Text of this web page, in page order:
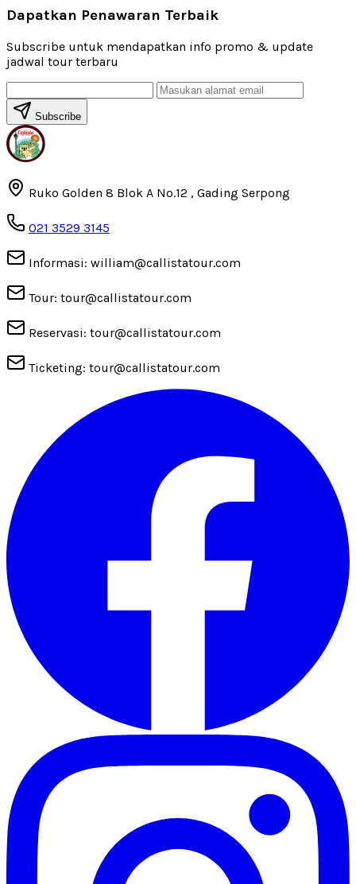
Dapatkan Penawaran Terbaik
Subscribe untuk mendapatkan info promo & update
jadwal tour terbaru
Subscribe
Ruko Golden 8 Blok A No.12 , Gading Serpong
021 3529 3145
Informasi: william@callistatour.com
Tour: tour@callistatour.com
Reservasi: tour@callistatour.com
Ticketing: tour@callistatour.com